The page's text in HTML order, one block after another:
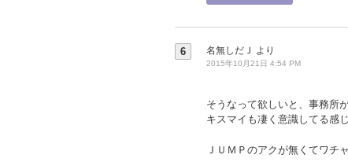
6 名無しだＪ より
2015年10月21日 4:54 PM
そうなって欲しいと、事務所
キスマイも凄く意識してる感じ
ＪＵＭＰのアクが無くてワチ